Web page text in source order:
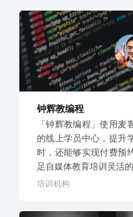
钟辉教编程
「钟辉教编程」使用
的线上学员中心，提升
时，还能够实现付费预
足自媒体教育培训灵活
培训机构